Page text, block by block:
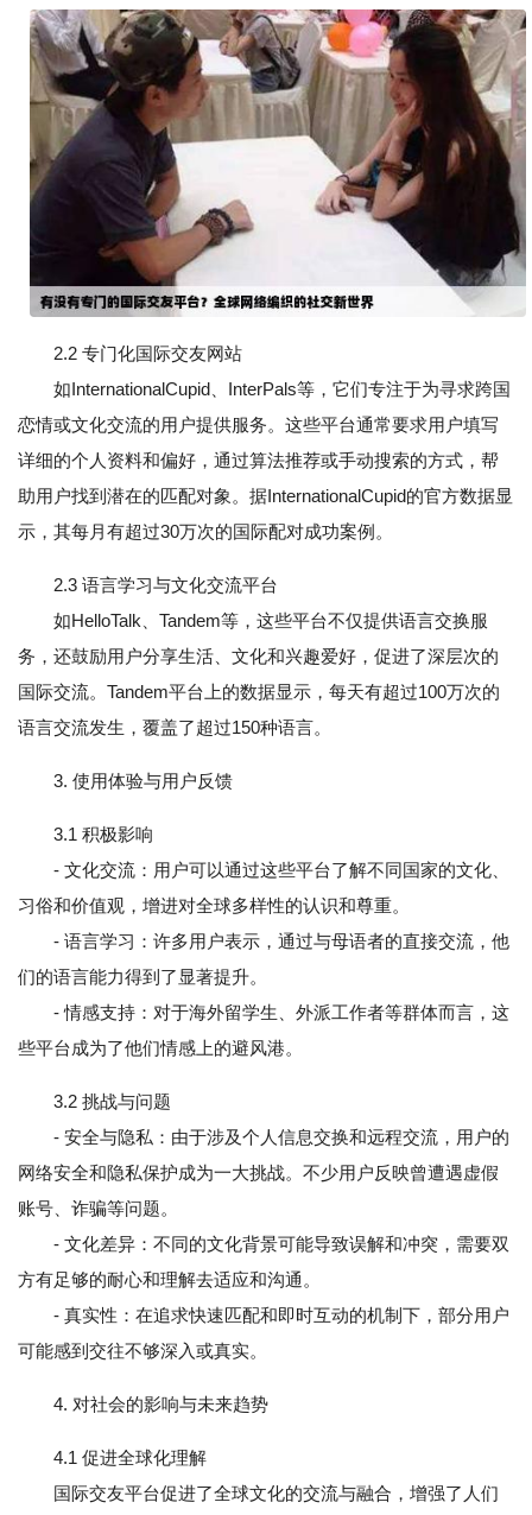
2.2 专门化国际交友网站
如InternationalCupid、InterPals等，它们专注于为寻求跨国
恋情或文化交流的用户提供服务。这些平台通常要求用户填写
详细的个人资料和偏好，通过算法推荐或手动搜索的方式，帮
助用户找到潜在的匹配对象。据InternationalCupid的官方数据显
示，其每月有超过30万次的国际配对成功案例。
2.3 语言学习与文化交流平台
如HelloTalk、Tandem等，这些平台不仅提供语言交换服
务，还鼓励用户分享生活、文化和兴趣爱好，促进了深层次的
国际交流。Tandem平台上的数据显示，每天有超过100万次的
语言交流发生，覆盖了超过150种语言。
3. 使用体验与用户反馈
3.1 积极影响
- 文化交流：用户可以通过这些平台了解不同国家的文化、
习俗和价值观，增进对全球多样性的认识和尊重。
- 语言学习：许多用户表示，通过与母语者的直接交流，他
们的语言能力得到了显著提升。
- 情感支持：对于海外留学生、外派工作者等群体而言，这
些平台成为了他们情感上的避风港。
3.2 挑战与问题
- 安全与隐私：由于涉及个人信息交换和远程交流，用户的
网络安全和隐私保护成为一大挑战。不少用户反映曾遭遇虚假
账号、诈骗等问题。
- 文化差异：不同的文化背景可能导致误解和冲突，需要双
方有足够的耐心和理解去适应和沟通。
- 真实性：在追求快速匹配和即时互动的机制下，部分用户
可能感到交往不够深入或真实。
4. 对社会的影响与未来趋势
4.1 促进全球化理解
国际交友平台促进了全球文化的交流与融合，增强了人们